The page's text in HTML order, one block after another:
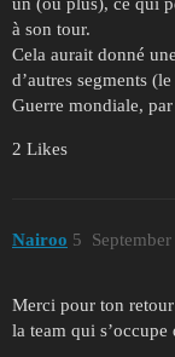
à son tour.
Cela aurait donné
d’autres segments
Guerre mondiale,
2 Likes
Nairoo 5
Merci pour ton
la team qui s’occupe